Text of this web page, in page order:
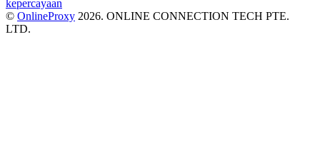
kepercayaan
© OnlineProxy 2026. ONLINE CONNECTION TECH PTE.
LTD.